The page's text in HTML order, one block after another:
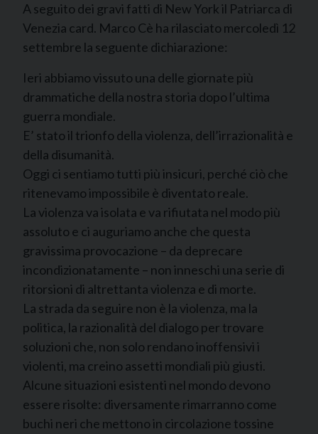
A seguito dei gravi fatti di New York il Patriarca di
Venezia card. Marco Cè ha rilasciato mercoledì 12
settembre la seguente dichiarazione:
Ieri abbiamo vissuto una delle giornate più
drammatiche della nostra storia dopo l’ultima
guerra mondiale.
E’ stato il trionfo della violenza, dell’irrazionalità e
della disumanità.
Oggi ci sentiamo tutti più insicuri, perché ciò che
ritenevamo impossibile è diventato reale.
La violenza va isolata e va rifiutata nel modo più
assoluto e ci auguriamo anche che questa
gravissima provocazione – da deprecare
incondizionatamente – non inneschi una serie di
ritorsioni di altrettanta violenza e di morte.
La strada da seguire non è la violenza, ma la
politica, la razionalità del dialogo per trovare
soluzioni che, non solo rendano inoffensivi i
violenti, ma creino assetti mondiali più giusti.
Alcune situazioni esistenti nel mondo devono
essere risolte: diversamente rimarranno come
buchi neri che mettono in circolazione tossine